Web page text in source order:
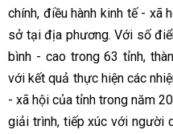
chính, điều hành kinh tế - xã
sở tại địa phương. Với số
bình - cao trong 63 tỉnh,
với kết quả thực hiện các
- xã hội của tỉnh trong năm
giải trình, tiếp xúc với người